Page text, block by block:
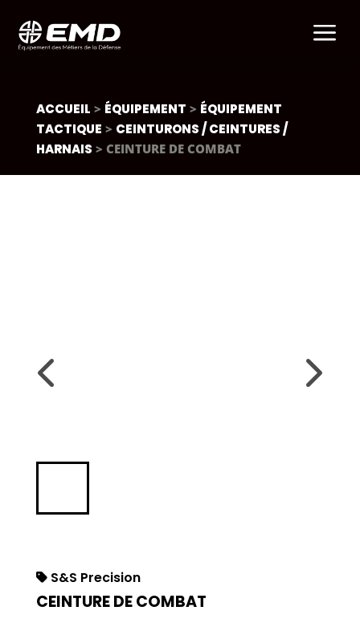
a
ACCUEIL > ÉQUIPEMENT > ÉQUIPEMENT
TACTIQUE > CEINTURONS / CEINTURES /
HARNAIS > CEINTURE DE COMBAT
S&S Precision
CEINTURE DE COMBAT